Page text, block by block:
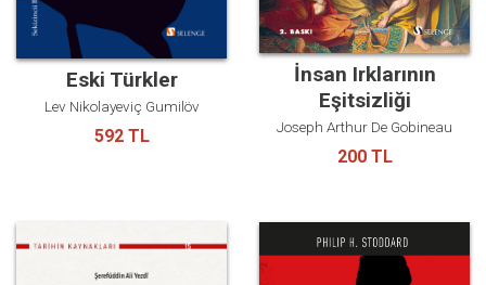
Eski Türkler
Lev Nikolayeviç Gumilöv
592 TL
İnsan Irklarının
Eşitsizliği
Joseph Arthur De Gobineau
200 TL